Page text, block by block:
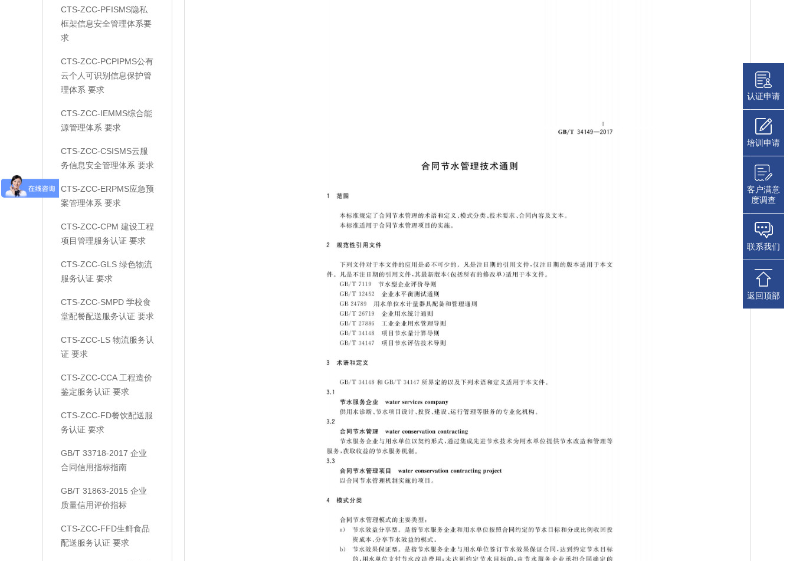
CTS-ZCC-PFISMS隐私
框架信息安全管理体系要
求
CTS-ZCC-PCPIPMS公有
云个人可识别信息保护管
理体系 要求
CTS-ZCC-IEMMS综合能
源管理体系 要求
CTS-ZCC-CSISMS云服
务信息安全管理体系 要求
CTS-ZCC-ERPMS应急预
案管理体系 要求
CTS-ZCC-CPM 建设工程
项目管理服务认证 要求
CTS-ZCC-GLS 绿色物流
服务认证 要求
CTS-ZCC-SMPD 学校食
堂配餐配送服务认证 要求
CTS-ZCC-LS 物流服务认
证 要求
CTS-ZCC-CCA 工程造价
鉴定服务认证 要求
CTS-ZCC-FD餐饮配送服
务认证 要求
GB/T 33718-2017 企业
合同信用指标指南
GB/T 31863-2015 企业
质量信用评价指标
CTS-ZCC-FFD生鲜食品
配送服务认证 要求
认证申请
培训申请
客户满意
度调查
联系我们
返回顶部